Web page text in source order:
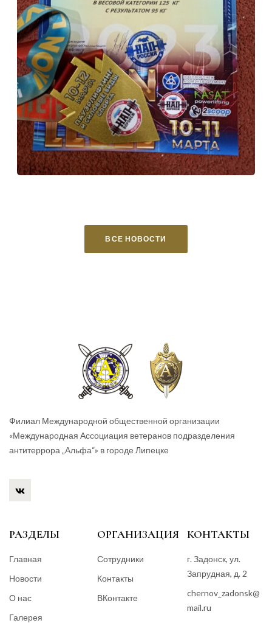
ВСЕ НОВОСТИ
Филиал Международной общественной организации
«Международная Ассоциация ветеранов подразделения
антитеррора „Альфа“» в городе Липецке
РАЗДЕЛЫ
Главная
Новости
О нас
Галерея
ОРГАНИЗАЦИЯ
Сотрудники
Контакты
ВКонтакте
КОНТАКТЫ
г. Задонск, ул.
Запрудная, д. 2
chernov_zadonsk@
mail.ru